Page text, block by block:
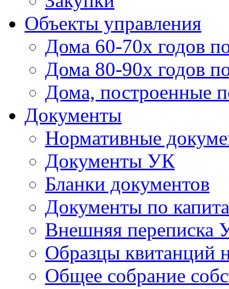
Объекты управления
Дома 60-70х годов
Дома 80-90х годов
Дома, построенные
Документы
Нормативные
Документы УК
Бланки документов
Документы по
Внешняя переписка
Образцы квитанций
Общее собрание